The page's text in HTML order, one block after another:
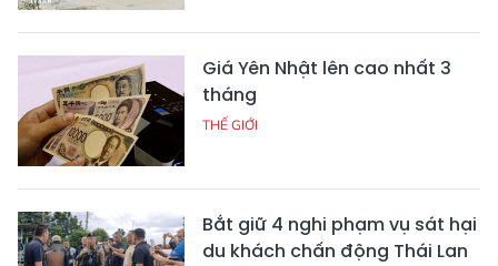
Giá Yên Nhật lên cao nhất 3
tháng
THẾ GIỚI
Bắt giữ 4 nghi phạm vụ sát hại
du khách chấn động Thái Lan